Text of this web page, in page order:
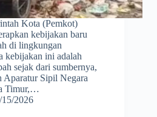
Kota (Pemkot)
kebijakan baru
di lingkungan
kebijakan ini adalah
sejak dari sumbernya,
Aparatur Sipil Negara
Timur,…
15/2026